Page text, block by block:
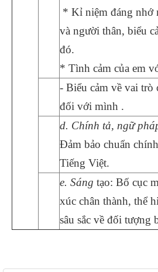
* Kỉ niệm đáng nhớ
và người thân, biểu
đó.
* Tình cảm của em
- Biểu cảm về vai trò
đối với mình .
d. Chính tả, ngữ
Đảm bảo chuẩn
Tiếng Việt.
e. Sáng tạo: Bố cục
xúc chân thành, thể
sâu sắc về đối tượng